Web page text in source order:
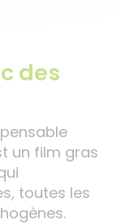
des
un film gras
toutes les